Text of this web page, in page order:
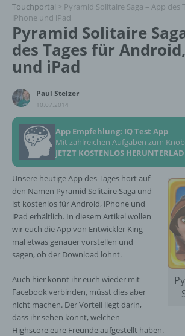
Touchportal > Pyramid Solitaire Saga – App des
iPhone und iPad
Pyramid Solitaire
des Tages für
und iPad
Paul Stelzer
10.07.2014
App Empfehlung: IQ Test App
Mit zahlreichen Aufgaben zum
JETZT KOSTENLOS
Unsere heutige App des Tages hört auf
den Namen Pyramid Solitaire Saga und
ist kostenlos für Android, iPhone und
iPad erhältlich. In diesem Artikel wollen
wir euch die App von Entwickler King
mal etwas genauer vorstellen und
sagen, ob der Download lohnt.
Auch hier könnt ihr euch wieder mit
Facebook verbinden, müsst dies aber
nicht machen. Der Vorteil liegt darin,
dass ihr sehen könnt, welchen
Highscore eure Freunde aufgestellt haben.